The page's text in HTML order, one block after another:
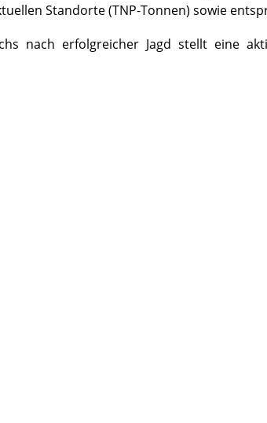
Standorte (TNP-Tonnen) sowie
nach erfolgreicher Jagd stellt eine